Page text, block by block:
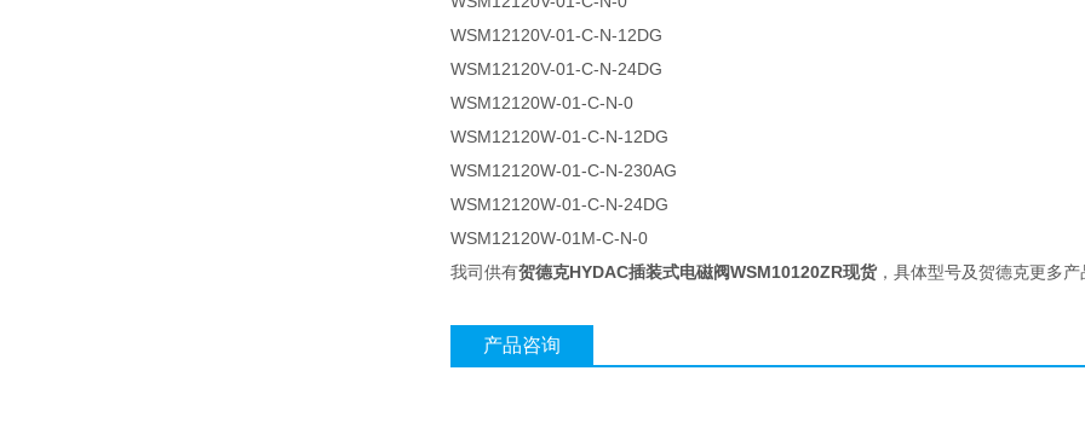
WSM12120V-01-C-N-12DG
WSM12120V-01-C-N-24DG
WSM12120W-01-C-N-0
WSM12120W-01-C-N-12DG
WSM12120W-01-C-N-230AG
WSM12120W-01-C-N-24DG
WSM12120W-01M-C-N-0
我司供有贺德克HYDAC插装式电磁阀WSM10120ZR现货，具体型号及贺德克更多产
产品咨询